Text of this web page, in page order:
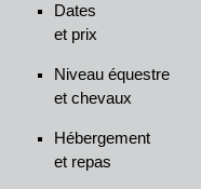
Dates
et prix
Niveau équestre
et chevaux
Hébergement
et repas